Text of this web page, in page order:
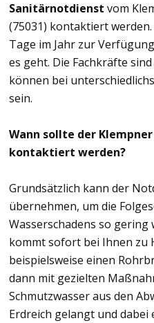
Sanitärnotdienst vom
(75031) kontaktiert
Tage im Jahr zur
es geht. Die Fachkräfte
können bei
sein.
Wann sollte der Klempner
kontaktiert werden?
Grundsätzlich kann der
übernehmen, um die
Wasserschadens so gering
kommt sofort bei Ihnen zu
beispielsweise einen
dann mit gezielten
Schmutzwasser aus den
Erdreich gelangt und dabei